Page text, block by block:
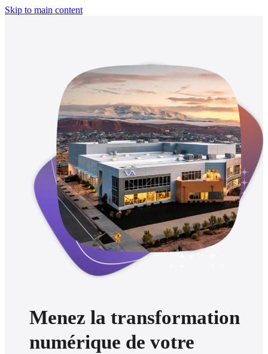
Skip to main content
Menez la transformation
numérique de votre